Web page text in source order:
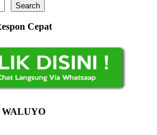
Search
Cepat
WALUYO